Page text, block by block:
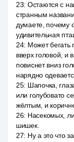
23: Остаются с
странным
думаете, почему
удивительная
24: Может бегать
вверх головой, и
повиснет вниз
нарядно
25: Шапочка,
или голубовато
жёлтым, и
26: Насекомых,
шишек.
27: Ну а это что